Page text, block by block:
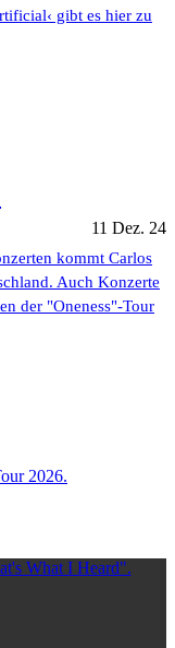
gibt es hier zu
11 Dez. 24
kommt Carlos
Auch Konzerte
der "Oneness"-Tour